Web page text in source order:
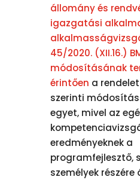
állomány és
igazgatási
45/2020. (XII.16.)
módosításának
érintően a
szerinti
egyet, mivel az
eredményeknek a
programfejlesztő,
személyek